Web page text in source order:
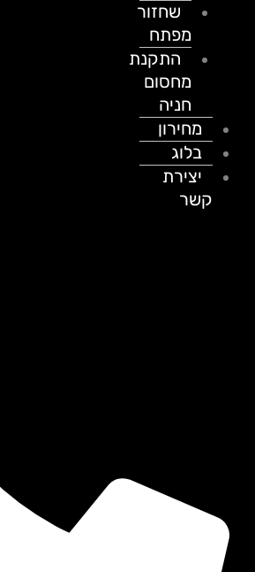
שחזור
מפתח
התקנת
מחסום
חניה
מחירון
בלוג
יצירת
קשר